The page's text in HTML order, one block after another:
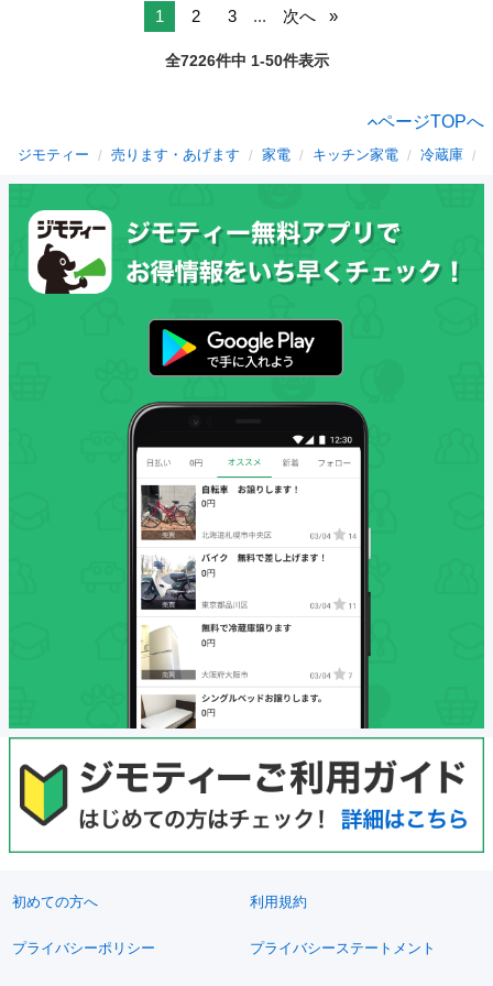
1 2 3 ... 次へ
全7226件中 1-50件表示
ページTOPへ
ジモティー 売ります・あげます 家電 キッチン家電 冷蔵庫
初めての方へ 利用規約
プライバシーポリシー プライバシーステートメント